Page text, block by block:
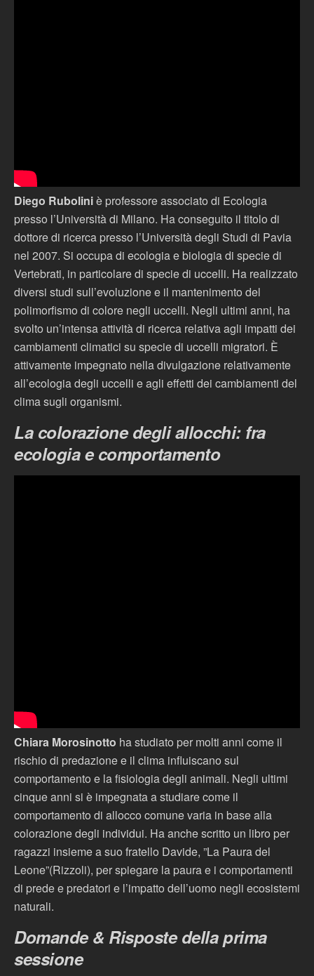
Diego Ruboliniè professore associato di Ecologia
presso l’Università di Milano. Ha conseguito il titolo di
dottore di ricerca presso l’Università degli Studi di Pavia
nel 2007. Si occupa di ecologia e biologia di specie di
Vertebrati, in particolare di specie di uccelli. Ha realizzato
diversi studi sull’evoluzione e il mantenimento del
polimorfismo di colore negli uccelli. Negli ultimi anni, ha
svolto un’intensa attività di ricerca relativa agli impatti dei
cambiamenti climatici su specie di uccelli migratori. È
attivamente impegnato nella divulgazione relativamente
all’ecologia degli uccelli e agli effetti dei cambiamenti del
clima sugli organismi.
La colorazione degli allocchi: fra
ecologia e comportamento
Chiara Morosinotto ha studiato per molti anni come il
rischio di predazione e il clima influiscano sul
comportamento e la fisiologia degli animali. Negli ultimi
cinque anni si è impegnata a studiare come il
comportamento di allocco comune varia in base alla
colorazione degli individui. Ha anche scritto un libro per
ragazzi insieme a suo fratello Davide, ”La Paura del
Leone”(Rizzoli), per spiegare la paura e i comportamenti
di prede e predatori e l’impatto dell’uomo negli ecosistemi
naturali.
Domande & Risposte della prima
sessione